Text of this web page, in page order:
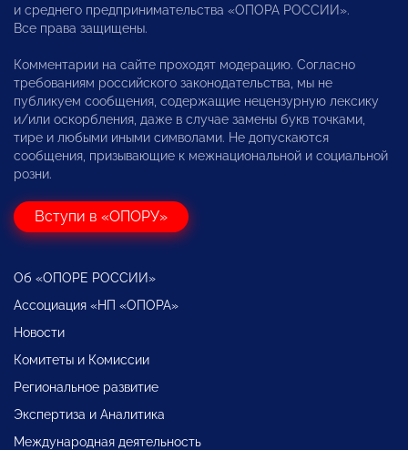
и среднего предпринимательства «ОПОРА РОССИИ».
Все права защищены.
Комментарии на сайте проходят модерацию. Согласно
требованиям российского законодательства, мы не
публикуем сообщения, содержащие нецензурную лексику
и/или оскорбления, даже в случае замены букв точками,
тире и любыми иными символами. Не допускаются
сообщения, призывающие к межнациональной и социальной
розни.
Вступи в «ОПОРУ»
Об «ОПОРЕ РОССИИ»
Ассоциация «НП «ОПОРА»
Новости
Комитеты и Комиссии
Региональное развитие
Экспертиза и Аналитика
Международная деятельность